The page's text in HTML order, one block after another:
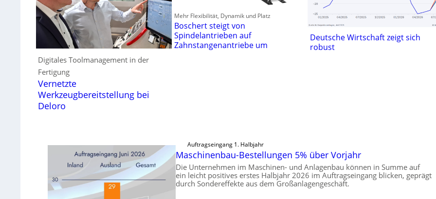
Digitales Toolmanagement in der
Fertigung
Vernetzte
Werkzeugbereitstellung bei
Deloro
Mehr Flexibilität, Dynamik und Platz
Boschert steigt von
Spindelantrieben auf
Zahnstangenantriebe um
Deutsche Wirtschaft zeigt sich
robust
Auftragseingang 1. Halbjahr
Maschinenbau-Bestellungen 5% über Vorjahr
Die Unternehmen im Maschinen- und Anlagenbau können in Summe auf
ein leicht positives erstes Halbjahr 2026 im Auftragseingang blicken, geprägt
durch Sondereffekte aus dem Großanlagengeschäft.